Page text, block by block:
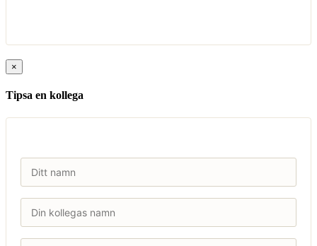
×
Tipsa en kollega